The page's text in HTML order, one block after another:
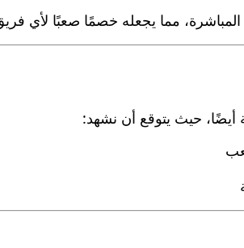
مما يجعله خصمًا صعبًا لأي
أيضًا، حيث يتوقع أن نشهد: